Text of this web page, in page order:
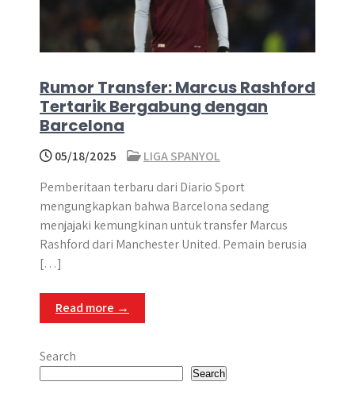
Rumor Transfer: Marcus Rashford
Tertarik Bergabung dengan
Barcelona
05/18/2025
LIGA SPANYOL
Pemberitaan terbaru dari Diario Sport
mengungkapkan bahwa Barcelona sedang
menjajaki kemungkinan untuk transfer Marcus
Rashford dari Manchester United. Pemain berusia
[…]
Read more →
Search
Search